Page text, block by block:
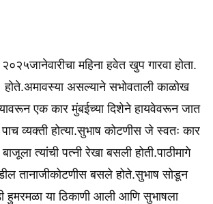
महिना हवेत खुप गारवा होता.
असल्याने सभोवताली काळोख
एक कार मुंबईच्या दिशेने हायवेवरून जात
व्यक्ती होत्या.सुभाष कोटणीस जे स्वतः कार
त्यांची पत्नी रेखा बसली होती.पाठीमागे
तानाजीकोटणीस बसले होते.सुभाष सोडून
हुमरमळा या ठिकाणी आली आणि सुभाषला